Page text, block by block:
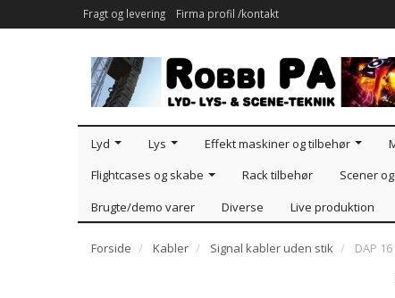
Fragt og levering Firma profil /kontakt
Lyd Lys Effekt maskiner og tilbehør
Flightcases og skabe
Rack tilbehør Scener
Brugte/demo varer
Diverse Live produktion
Forside Kabler Signal kabler uden stik
DAP